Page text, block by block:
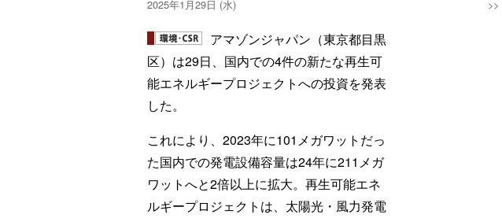
2025年1月29日 (水) >>
アマゾンジャパン（東京都目黒
区）は29日、国内での4件の新たな再生可
能エネルギープロジェクトへの投資を発表
した。
これにより、2023年に101メガワットだっ
た国内での発電設備容量は24年に211メガ
ワットへと2倍以上に拡大。再生可能エネ
ルギープロジェクトは、太陽光・風力発電